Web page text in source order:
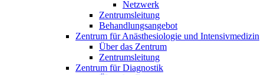
Netzwerk
Zentrumsleitung
Behandlungsangebot
Zentrum für Anästhesiologie und Intensivmedizin
Über das Zentrum
Zentrumsleitung
Zentrum für Diagnostik